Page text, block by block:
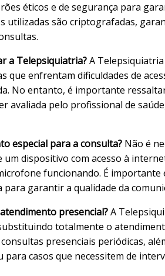
éticos e de segurança para
utilizadas são criptografadas,
a Telepsiquiatria?A
que enfrentam dificuldades de
No entanto, é importante
avaliada pelo profissional de
especial para a consulta? Não é
um dispositivo com acesso à
funcionando. É
garantir a qualidade da
presencial?A
totalmente o
presenciais periódicas,
para casos que necessitem de